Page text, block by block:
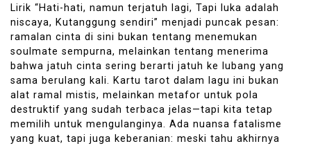
Lirik “Hati-hati, namun terjatuh lagi, Tapi luka adalah
niscaya, Kutanggung sendiri” menjadi puncak pesan:
ramalan cinta di sini bukan tentang menemukan
soulmate sempurna, melainkan tentang menerima
bahwa jatuh cinta sering berarti jatuh ke lubang yang
sama berulang kali. Kartu tarot dalam lagu ini bukan
alat ramal mistis, melainkan metafor untuk pola
destruktif yang sudah terbaca jelas—tapi kita tetap
memilih untuk mengulanginya. Ada nuansa fatalisme
yang kuat, tapi juga keberanian: meski tahu akhirnya